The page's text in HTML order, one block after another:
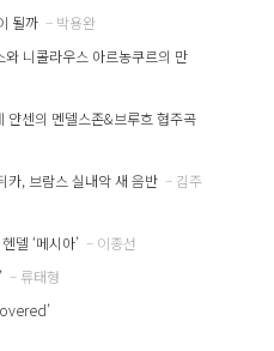
될까 – 박용완
와 니콜라우스 아르농쿠르의 만
얀센의 멘델스존&브루흐 협주곡
카, 브람스 실내악 새 음반 – 김주
델 ‘메시아’ – 이종선
– 류태형